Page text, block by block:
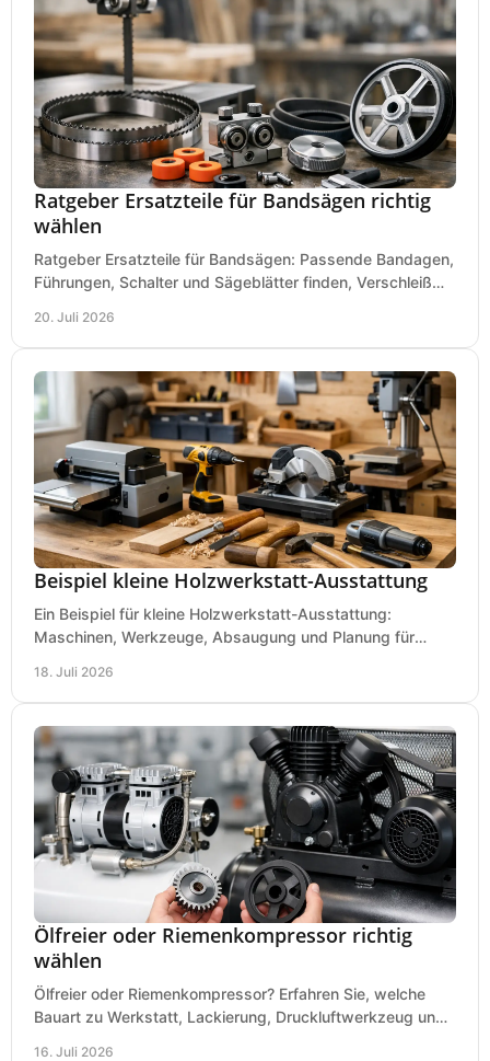
Ratgeber Ersatzteile für Bandsägen richtig
wählen
Ratgeber Ersatzteile für Bandsägen: Passende Bandagen,
Führungen, Schalter und Sägeblätter finden, Verschleiß
20. Juli 2026
Beispiel kleine Holzwerkstatt-Ausstattung
Ein Beispiel für kleine Holzwerkstatt-Ausstattung:
Maschinen, Werkzeuge, Absaugung und Planung für
18. Juli 2026
Ölfreier oder Riemenkompressor richtig
wählen
Ölfreier oder Riemenkompressor? Erfahren Sie, welche
Bauart zu Werkstatt, Lackierung, Druckluftwerkzeug und
16. Juli 2026